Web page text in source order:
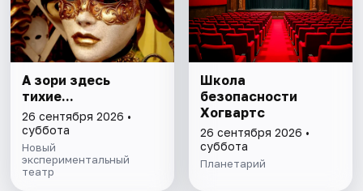
А зори здесь
тихие...
26 сентября 2026 •
суббота
Новый
экспериментальный
театр
Школа
безопасности
Хогвартс
26 сентября 2026 •
суббота
Планетарий